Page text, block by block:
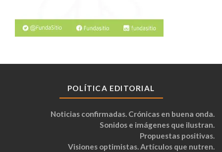
POLÍTICA EDITORIAL
Noticias confirmadas. Crónicas en buena onda.
Sonidos e imágenes que ilustran.
Propuestas positivas.
Visiones optimistas. Artículos que nutren.